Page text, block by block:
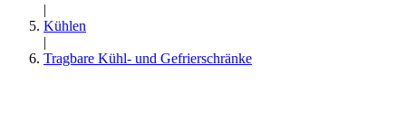
|
Kühlen
|
Tragbare Kühl- und Gefrierschränke